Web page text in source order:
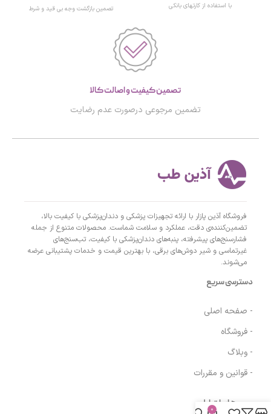
با استفاده از کارتهای بانکی تصمین بازگشت وجه بی قید و شرط
تصمین کیفیت و اصالت کالا
تضمین مرجوعی درصورت عدم رضایت
فروشگاه آذین پازار با ارائه تجهیزات پزشکی و دندان‌پزشکی با کیفیت بالا،
تضمین‌کننده‌ی دقت، عملکرد و سلامت شماست. محصولات متنوع از جمله
فشارسنج‌های پیشرفته، پنبه‌های دندان‌پزشکی با کیفیت، تب‌سنج‌های
غیرتماسی و شیر دوش‌های برقی، با بهترین قیمت و خدمات پشتیبانی عرضه
می‌شوند.
دسترسی سریع
- صفحه اصلی
- فروشگاه
- وبلاگ
- قوانین و مقررات
مسیرهای ارتباطی
0